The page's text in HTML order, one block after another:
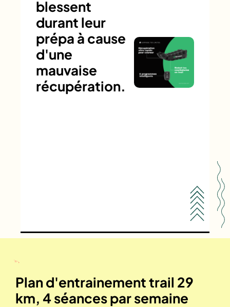
blessent
durant leur
prépa à cause
d'une
mauvaise
récupération.
Plan d'entrainement trail 29
km, 4 séances par semaine